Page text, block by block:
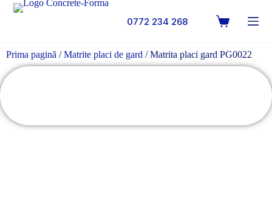
0772 234 268
Prima pagină /Matrite placi de gard / Matrita placi gard PG0022